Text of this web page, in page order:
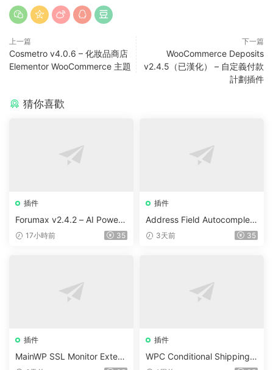
上一篇
Cosmetro v4.0.6 – 化妝品商店
Elementor WooCommerce 主題
下一篇
WooCommerce Deposits
v2.4.5（已漢化） – 自定義付款
計劃插件
猜你喜歡
插件
Forumax v2.4.2 – AI Powere
d Advanced Community For
17小時前 35
插件
Address Field Autocomplete
For WooCommerce v1.3.2
3天前 35
插件
MainWP SSL Monitor Extens
插件
WPC Conditional Shipping &